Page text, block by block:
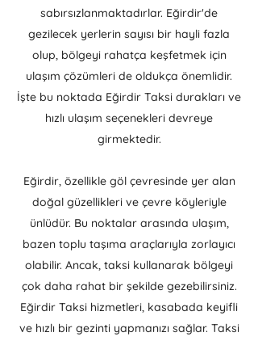
sabırsızlanmaktadırlar. Eğirdir'de
gezilecek yerlerin sayısı bir hayli fazla
olup, bölgeyi rahatça keşfetmek için
ulaşım çözümleri de oldukça önemlidir.
İşte bu noktada Eğirdir Taksi durakları ve
hızlı ulaşım seçenekleri devreye
girmektedir.
Eğirdir, özellikle göl çevresinde yer alan
doğal güzellikleri ve çevre köyleriyle
ünlüdür. Bu noktalar arasında ulaşım,
bazen toplu taşıma araçlarıyla zorlayıcı
olabilir. Ancak, taksi kullanarak bölgeyi
çok daha rahat bir şekilde gezebilirsiniz.
Eğirdir Taksi hizmetleri, kasabada keyifli
ve hızlı bir gezinti yapmanızı sağlar. Taksi